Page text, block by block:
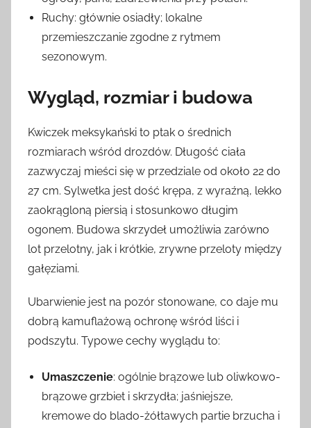
Ruchy: głównie osiadły; lokalne
przemieszczanie zgodne z rytmem
sezonowym.
Wygląd, rozmiar i budowa
Kwiczek meksykański to ptak o średnich
rozmiarach wśród drozdów. Długość ciała
zazwyczaj mieści się w przedziale od około 22 do
27 cm. Sylwetka jest dość krępa, z wyraźną, lekko
zaokrągloną piersią i stosunkowo długim
ogonem. Budowa skrzydeł umożliwia zarówno
lot przelotny, jak i krótkie, zrywne przeloty między
gałęziami.
Ubarwienie jest na pozór stonowane, co daje mu
dobrą kamuflażową ochronę wśród liści i
podszytu. Typowe cechy wyglądu to:
Umaszczenie: ogólnie brązowe lub oliwkowo-
brązowe grzbiet i skrzydła; jaśniejsze,
kremowe do blado-żółtawych partie brzucha i